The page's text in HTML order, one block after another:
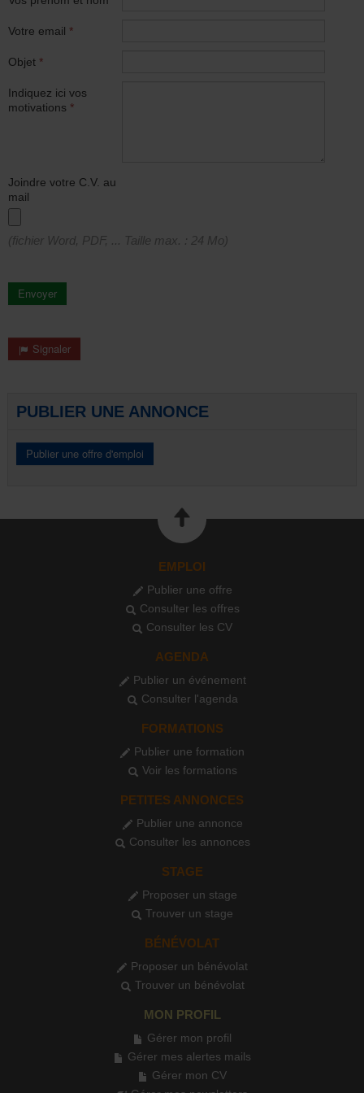
Votre email *
Objet *
Indiquez ici vos
motivations *
Joindre votre C.V. au
mail
(fichier Word, PDF, ... Taille max. : 24 Mo)
Envoyer
Signaler
PUBLIER UNE ANNONCE
EMPLOI
Publier une offre
Consulter les offres
Consulter les CV
AGENDA
Publier un événement
Consulter l'agenda
FORMATIONS
Publier une formation
Voir les formations
PETITES ANNONCES
Publier une annonce
Consulter les annonces
STAGE
Proposer un stage
Trouver un stage
BÉNÉVOLAT
Proposer un bénévolat
Trouver un bénévolat
MON PROFIL
Gérer mon profil
Gérer mes alertes mails
Gérer mon CV